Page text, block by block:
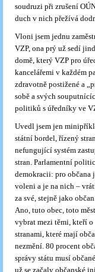
soudruzi při zrušení
duch v nich přežívá
Vloni jsem jednu
VZP, ona prý už sedí
domě, který VZP pro
kancelářemi v každém
zdravotně postižené a
sobě a svých
politiků s úředníky ve
Uvedl jsem jen
státní bordel, řízený
nefungující systém
stran. Parlamentní
demokracii: pro občana
voleni a je na nich –
za své, stejně jako
Ano, tuto obec, toto
vybrat mezi těmi, kteří
stranami, které mají
nezmění. 80 procent
správy státu musí
už se začaly občanské